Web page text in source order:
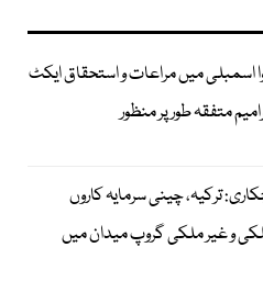
اسمبلی میں مراعات و استحقاق ایکٹ
ترکیہ، چینی سرمایہ کاروں